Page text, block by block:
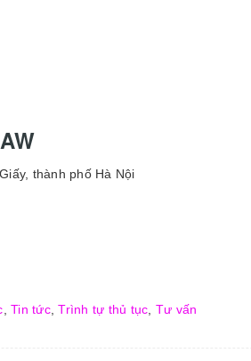
thành phố Hà Nội
Tin tức,Trình tự thủ tục Tư vấn